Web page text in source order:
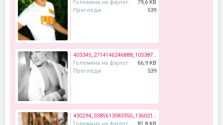
Големина на фајлот:
79,6 KB
Прегледи:
539
403345_2714146246888_1053875077_2864837_1573359336_n.jpg
Големина на фајлот:
66,9 KB
Прегледи:
539
430294_3385613083350_1360217890_4443284_1524596348_n.jpg